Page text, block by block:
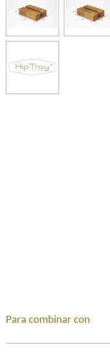
Para combinar con